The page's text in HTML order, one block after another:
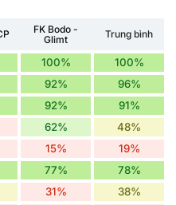
FK Bodo -
Glimt
Trung bình
100% 100%
92% 96%
92% 91%
62% 48%
15% 19%
77% 78%
31% 38%